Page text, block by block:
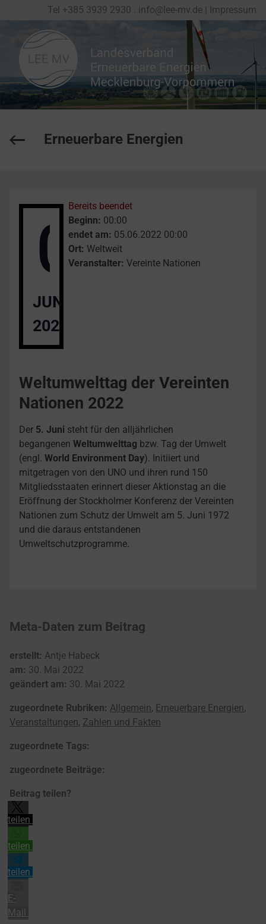
Tel +385 3939 2930 info@lee-mv.de Impressum
Erneuerbare Energien
05
JUN
2022
Bereits beendet
Beginn: 00:00
endet am: 05.06.2022 00:00
Ort: Weltweit
Veranstalter: Vereinte Nationen
Weltumwelttag der Vereinten
Nationen 2022
Der 5. Juni steht für den alljährlichen
begangenen Weltumwelttag bzw. Tag der Umwelt
(engl. World Environment Day). Initiiert und
mitgetragen von den UNO und ihren rund 150
Mitgliedsstaaten erinnert dieser Aktionstag an die
Eröffnung der Stockholmer Konferenz der Vereinten
Nationen zum Schutz der Umwelt am 5. Juni 1972
und die daraus entstandenen
Umweltschutzprogramme.
Meta-Daten zum Beitrag
erstellt: Antje Habeck
am: 30. Mai 2022
geändert am: 30. Mai 2022
zugeordnete Rubriken: Allgemein, Erneuerbare Energien,
Veranstaltungen, Zahlen und Fakten
zugeordnete Tags:
zugeordnete Beiträge:
Beitrag teilen?
teilen
teilen
teilen
E-
Mail